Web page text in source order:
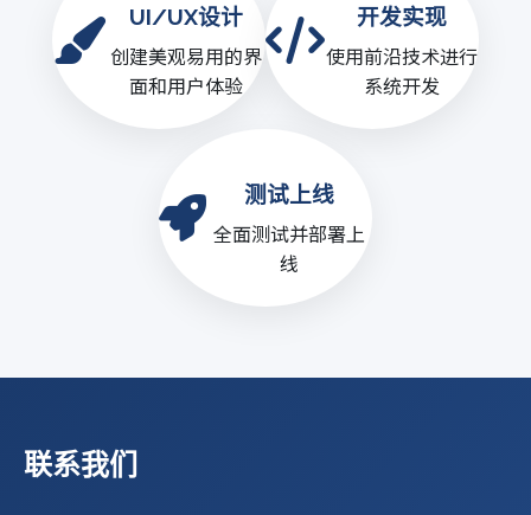
UI/UX设计
创建美观易用的界
面和用户体验
开发实现
使用前沿技术进行
系统开发
测试上线
全面测试并部署上
线
联系我们